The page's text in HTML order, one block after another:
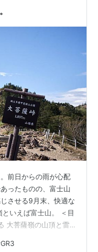
前日からの雨が心配
ったものの、富士山
させる9月末、快適な
いえば富士山。 ＜目
大菩薩嶺の山頂と雷
標高2057mの山。日
GR3